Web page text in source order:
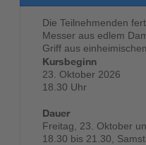
Die Teilnehmenden
Messer aus edlem
Griff aus
Kursbeginn
23. Oktober 2026
18.30 Uhr
Dauer
Freitag, 23. Oktober
18.30 bis 21.30,